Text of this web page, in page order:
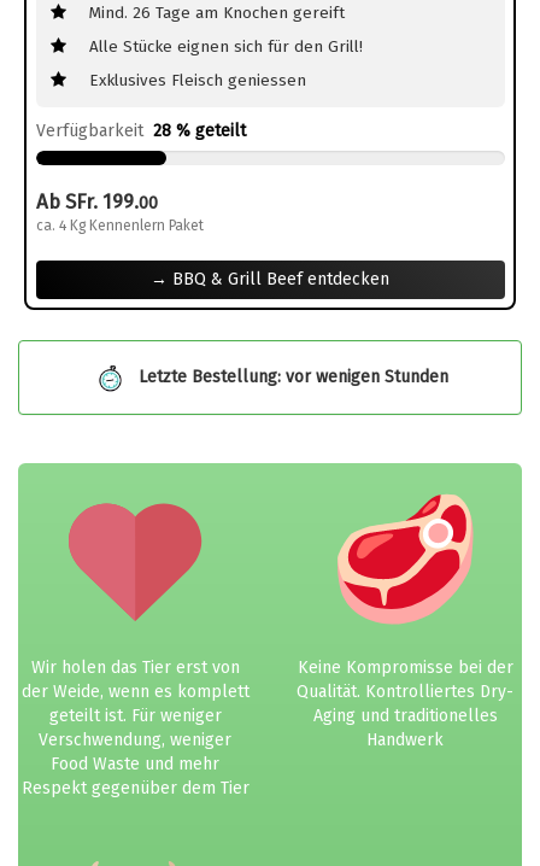
Mind. 26 Tage am Knochen gereift
Alle Stücke eignen sich für den Grill!
Exklusives Fleisch geniessen
Verfügbarkeit 28 % geteilt
Ab SFr. 199.00
ca. 4 Kg Kennenlern Paket
→ BBQ & Grill Beef entdecken
Letzte Bestellung: vor wenigen Stunden
Wir holen das Tier erst von
der Weide, wenn es komplett
geteilt ist. Für weniger
Verschwendung, weniger
Food Waste und mehr
Respekt gegenüber dem Tier
Keine Kompromisse bei der
Qualität. Kontrolliertes Dry-
Aging und traditionelles
Handwerk